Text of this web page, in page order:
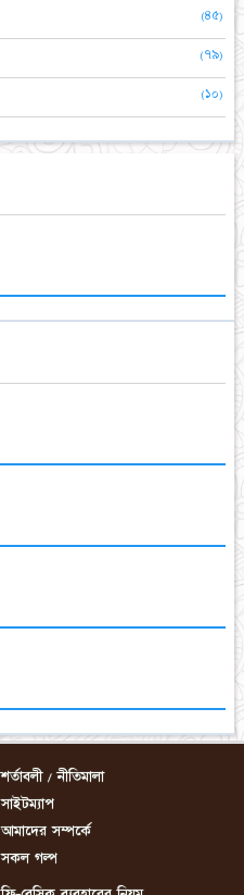
(৪৫)
(৭৯)
(১০)
শর্তাবলী / নীতিমালা
সাইটম্যাপ
আমাদের সম্পর্কে
সকল গল্প